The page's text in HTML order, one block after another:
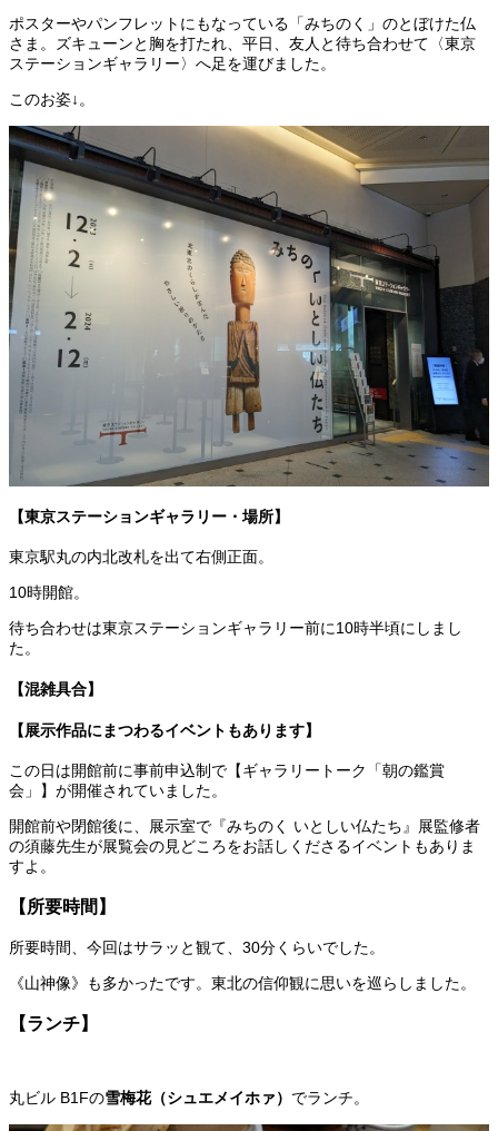
ポスターやパンフレットにもなっている「みちのく」のとぼけた仏
さま。ズキューンと胸を打たれ、平日、友人と待ち合わせて〈東京
ステーションギャラリー〉へ足を運びました。
このお姿↓。
【東京ステーションギャラリー・場所】
東京駅丸の内北改札を出て右側正面。
10時開館。
待ち合わせは東京ステーションギャラリー前に10時半頃にしまし
た。
【混雑具合】
【展示作品にまつわるイベントもあります】
この日は開館前に事前申込制で【ギャラリートーク「朝の鑑賞
会」】が開催されていました。
開館前や閉館後に、展示室で『みちのく いとしい仏たち』展監修者
の須藤先生が展覧会の見どころをお話しくださるイベントもありま
すよ。
【所要時間】
所要時間、今回はサラッと観て、30分くらいでした。
《山神像》も多かったです。東北の信仰観に思いを巡らしました。
【ランチ】
丸ビル B1Fの雪梅花（シュエメイホァ） でランチ。